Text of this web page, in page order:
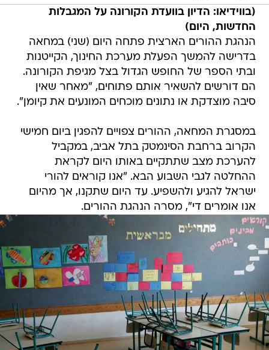
(בווידיאו: הדיון בוועדת הקורונה על המגבלות
החדשות, היום)
הנהגת ההורים הארצית פתחה היום (שני) במחאה
בדרישה להמשך הפעלת מערכת החינוך, הקייטנות
ובתי הספר של החופש הגדול בצל מגיפת הקורונה.
הם דורשים להשאיר אותם פתוחים, "מאחר שאין
סיבה מוצדקת או נתונים מוכחים המונעים את קיומן".
במסגרת המחאה, ההורים צפויים להפגין ביום חמישי
הקרוב ברחבת הסינמטק בתל אביב, במקביל
להערכת מצב שתתקיים באותו היום לקראת
ההחלטה לגבי השבוע הבא. "אנו קוראים להורי
ישראל להגיע ולהשפיע. עד היום שתקנו, אך מהיום
אנו אומרים די", מסרה הנהגת ההורים.